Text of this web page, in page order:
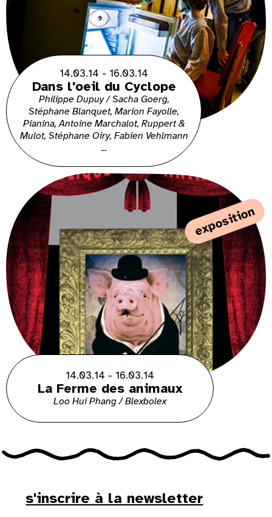
14.03.14 - 16.03.14
Dans l'oeil du Cyclope
Philippe Dupuy / Sacha Goerg,
Stéphane Blanquet, Marion Fayolle,
Pianina, Antoine Marchalot, Ruppert &
Mulot, Stéphane Oiry, Fabien Vehlmann
...
exposition
14.03.14 - 16.03.14
La Ferme des animaux
Loo Hui Phang / Blexbolex
s'inscrire à la newsletter